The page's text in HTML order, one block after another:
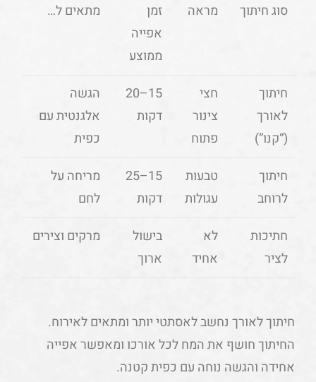
סוג חיתוך מראה
זמן
אפייה
ממוצע
מתאים ל…
חיתוך
לאורך
(“קנו”)
חצי
צינור
פתוח
15–20
דקות
הגשה
אלגנטית עם
כפית
חיתוך
לרוחב
טבעות
עגולות
15–25
דקות
מריחה על
לחם
חתיכות
לציר
לא
אחיד
בישול
ארוך
מרקים וצירים
חיתוך לאורך נחשב לאסתטי יותר ומתאים לאירוח.
החיתוך חושף את המח לכל אורכו ומאפשר אפייה
אחידה והגשה נוחה עם כפית קטנה.